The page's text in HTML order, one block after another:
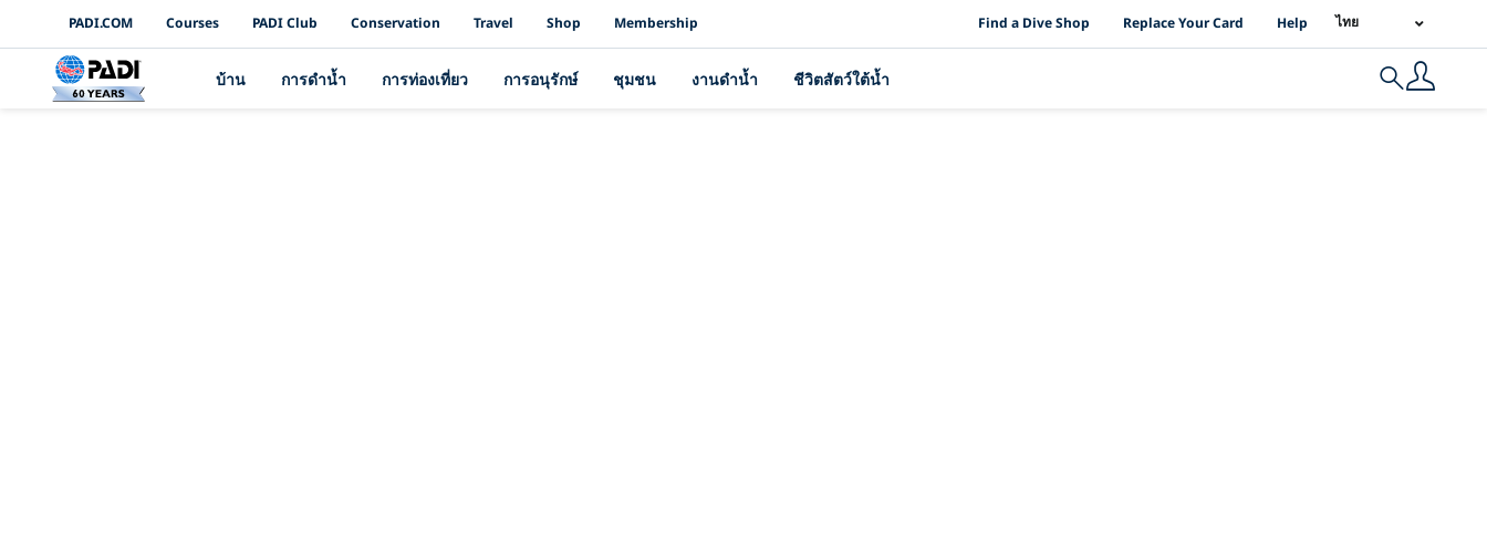
PADI Channels
PADI.COM Courses PADI Club Conservation Travel Shop Membership PADI Location Links
Find a Dive Shop Replace Your Card Help ไทย
บ้าน การดำน้ำ การท่องเที่ยว การอนุรักษ์ ชุมชน งานดำน้ำ ชีวิตสัตว์ใต้น้ำ Search